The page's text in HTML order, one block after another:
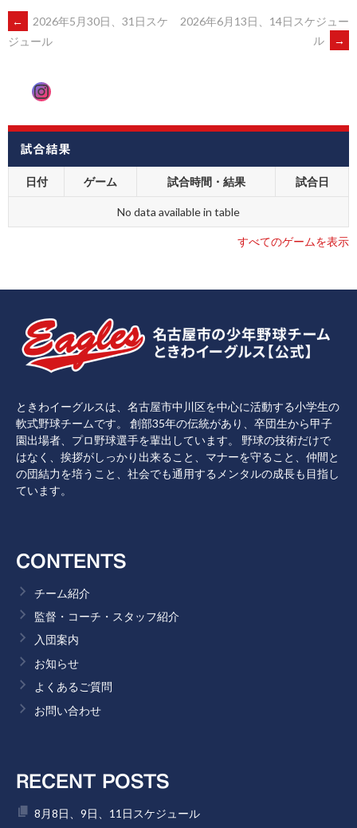
POST
NAVIGATION
←
2026年5月30日、31日スケ
ジュール
2026年6月13日、14日スケジュー
ル
→
Instagram
試合結果
日付 ゲーム 試合時間・結果 試合日
No data available in table
すべてのゲームを表示
ときわイーグルスは、名古屋市中川区を中心に活動する小学生の
軟式野球チームです。 創部35年の伝統があり、卒団生から甲子
園出場者、プロ野球選手を輩出しています。 野球の技術だけで
はなく、挨拶がしっかり出来ること、マナーを守ること、仲間と
の団結力を培うこと、社会でも通用するメンタルの成長も目指し
ています。
CONTENTS
チーム紹介
監督・コーチ・スタッフ紹介
入団案内
お知らせ
よくあるご質問
お問い合わせ
RECENT POSTS
8月8日、9日、11日スケジュール